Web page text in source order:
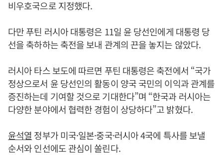
비우호국으로 지정했다.
다만 푸틴 러시아 대통령은 11일 윤 당선인에게 대통령 당
선을 축하하는 축전을 보내 관계의 끈을 놓지는 않았다.
러시아 타스 보도에 따르면 푸틴 대통령은 축전에서 “국가
정상으로서 윤 당선인의 활동이 양국 국민의 이익과 관계를
증진하는데 기여할 것으로 기대한다”며 “한국과 러시아는
다양한 분야에서 협력한 경험이 상당하다”고 밝혔다.
윤석열 정부가 미국·일본·중국·러시아 4국에 특사를 보낼
순서와 인선에도 관심이 쏠린다.